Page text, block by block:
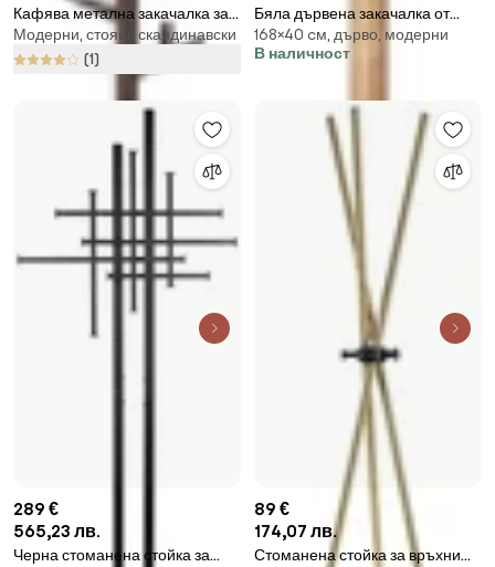
Кафява метална закачалка за
дрехи Branch – YAMAZAKI
Модерни, стоящ, скандинавски
(1)
Бяла дървена закачалка от
естествен каучук Flapper -
Umbra
168×40 cм, дърво, модерни
В наличност
289 €
565,23 лв.
Черна стоманена стойка за
89 €
174,07 лв.
Стоманена стойка за връхни